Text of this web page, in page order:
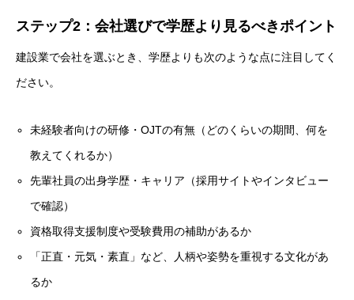
ステップ2：会社選びで学歴より見るべきポイント
建設業で会社を選ぶとき、学歴よりも次のような点に注目してく
ださい。
未経験者向けの研修・OJTの有無（どのくらいの期間、何を
教えてくれるか）
先輩社員の出身学歴・キャリア（採用サイトやインタビュー
で確認）
資格取得支援制度や受験費用の補助があるか
「正直・元気・素直」など、人柄や姿勢を重視する文化があ
るか